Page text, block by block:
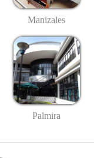
Manizales
Palmira